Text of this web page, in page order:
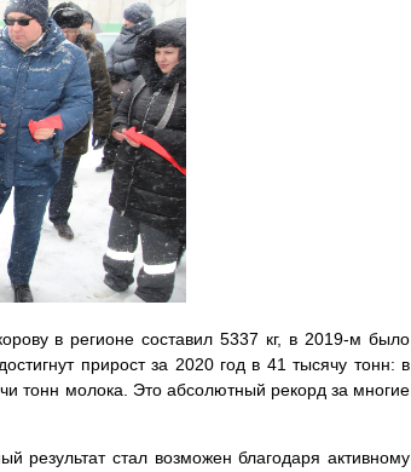
в регионе составил 5337 кг, в 2019-м было
прирост за 2020 год в 41 тысячу тонн: в
тонн молока. Это абсолютный рекорд за многие
результат стал возможен благодаря активному